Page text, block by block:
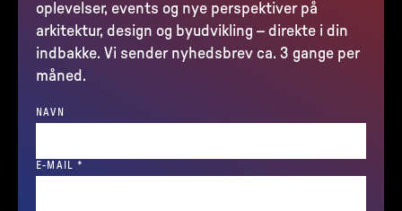
oplevelser, events og nye perspektiver på
arkitektur, design og byudvikling – direkte i din
indbakke. Vi sender nyhedsbrev ca. 3 gange per
måned.
NAVN
E-MAIL *